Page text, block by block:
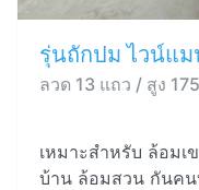
รุ่นถักปม ไวน์แม
ลวด 13 แถว / สูง
เหมาะสำหรับ ล้อม
บ้าน ล้อมสวน กันคน